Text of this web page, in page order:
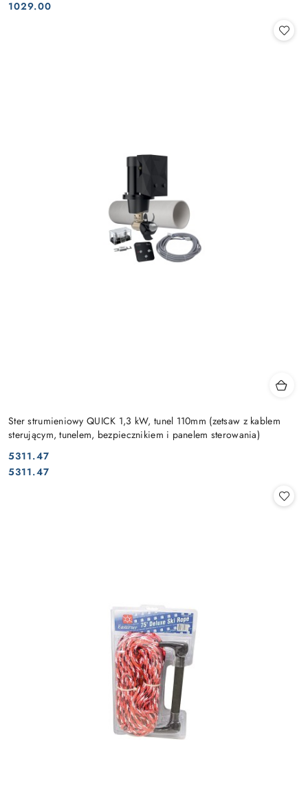
Cena:
Cena:
1029.00
Ster strumieniowy QUICK 1,3 kW, tunel 110mm (zetsaw z kablem
sterującym, tunelem, bezpiecznikiem i panelem sterowania)
Cena:
5311.47
Cena:
5311.47